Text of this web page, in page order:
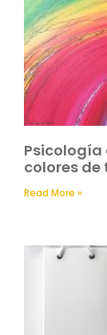
Psicología
colores
Read More »